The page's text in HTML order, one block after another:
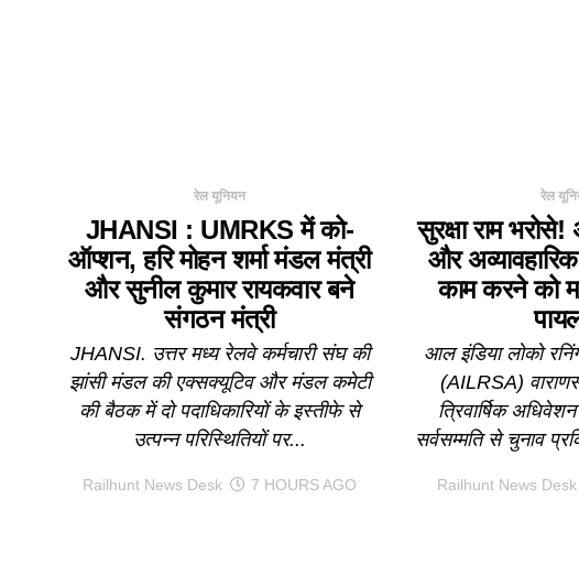
रेल यूनियन
JHANSI : UMRKS में को-
ऑप्शन, हरि मोहन शर्मा मंडल मंत्री
और सुनील कुमार रायकवार बने
संगठन मंत्री
JHANSI. उत्तर मध्य रेलवे कर्मचारी संघ की
झांसी मंडल की एक्सक्यूटिव और मंडल कमेटी
की बैठक में दो पदाधिकारियों के इस्तीफे से
उत्पन्न परिस्थितियों पर...
Railhunt News Desk 7 HOURS AGO
रेल
सुरक्षा राम
और
काम करने को
आल इंडिया लोको
(AILRSA)
त्रिवार्षिक
सर्वसम्मति से चुनाव
Railhunt News Desk